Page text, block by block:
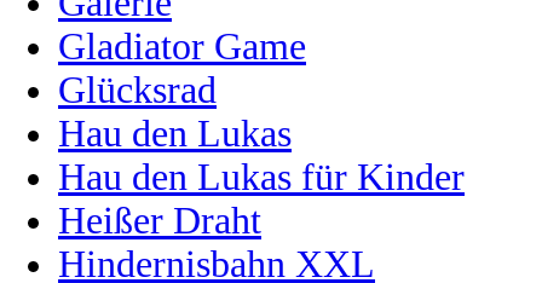
Gladiator Game
Glücksrad
Hau den Lukas
Hau den Lukas für Kinder
Heißer Draht
Hindernisbahn XXL